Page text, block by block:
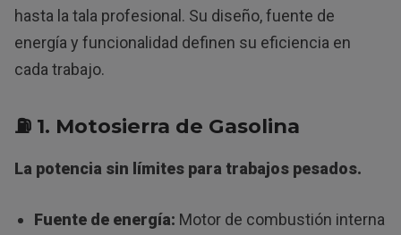
hasta la tala profesional. Su diseño, fuente de
energía y funcionalidad definen su eficiencia en
cada trabajo.
⛽ 1. Motosierra de Gasolina
La potencia sin límites para trabajos pesados.
Fuente de energía: Motor de combustión interna